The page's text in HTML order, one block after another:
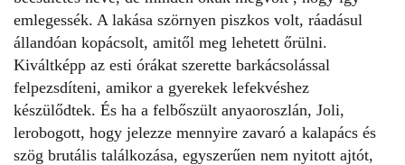
emlegessék. A lakása szörnyen piszkos volt, ráadásul
állandóan kopácsolt, amitől meg lehetett őrülni.
Kiváltképp az esti órákat szerette barkácsolással
felpezsdíteni, amikor a gyerekek lefekvéshez
készülődtek. És ha a felbőszült anyaoroszlán, Joli,
lerobogott, hogy jelezze mennyire zavaró a kalapács és
szög brutális találkozása, egyszerűen nem nyitott ajtót,